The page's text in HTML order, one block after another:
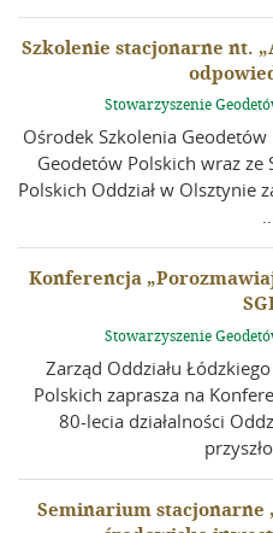
Szkolenie stacjonarne nt.
Stowarzyszenie
Ośrodek Szkolenia
Geodetów Polskich wraz
Polskich Oddział w Olsztynie
Konferencja
Stowarzyszenie
Zarząd Oddziału
Polskich zaprasza na
80-lecia działalności
Seminarium stacjonarne